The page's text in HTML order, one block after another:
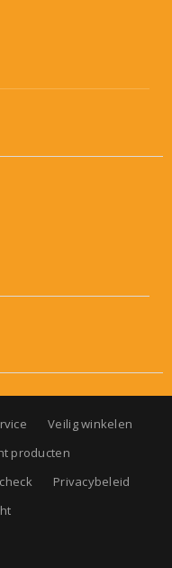
Veilig winkelen
producten
Privacybeleid